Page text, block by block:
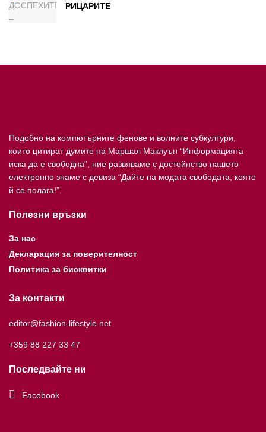
РИЦАРИТЕ
Подобно на компютърните фенове и волните субкултури,
които цитират думите на Маршал Маклуън “Информацията
иска да е свободна”, ние развяваме с достойнство нашето
електронно знаме с девиза “Дайте на модата свободата, която
й се полага!”.
Полезни връзки
За нас
Декларация за поверителност
Политика за бисквитки
За контакти
editor@fashion-lifestyle.net
+359 88 227 33 47
Последвайте ни
Facebook